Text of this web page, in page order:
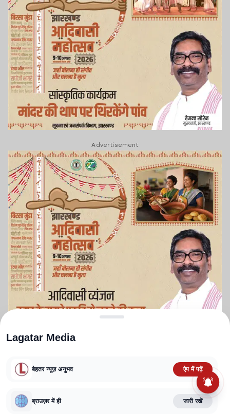
Advertisement
TERMS AND CONDITIONS
CORRECTIONS POLICY
FACT CHECKING POLICY
Lagatar Media
बेहतर न्यूज़ अनुभव ऐप में पढ़ें
ब्राउज़र में ही जारी रखें